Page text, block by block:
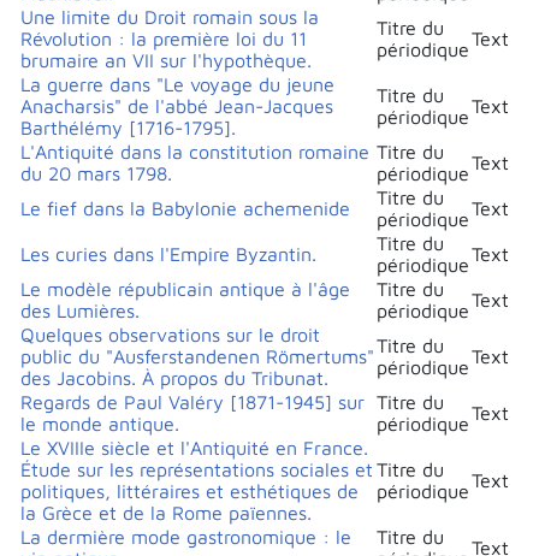
Une limite du Droit romain sous la
Révolution : la première loi du 11
brumaire an VII sur l'hypothèque.
Titre du
périodiqueText
La guerre dans "Le voyage du jeune
Anacharsis" de l'abbé Jean-Jacques
Barthélémy [1716-1795].
Titre du
périodiqueText
L'Antiquité dans la constitution romaine
du 20 mars 1798.
Titre du
périodiqueText
Le fief dans la Babylonie achemenide
Titre du
périodiqueText
Les curies dans l'Empire Byzantin.
Titre du
périodiqueText
Le modèle républicain antique à l'âge
des Lumières.
Titre du
périodiqueText
Quelques observations sur le droit
public du "Ausferstandenen Römertums"
des Jacobins. À propos du Tribunat.
Titre du
périodiqueText
Regards de Paul Valéry [1871-1945] sur
le monde antique.
Titre du
périodiqueText
Le XVIIIe siècle et l'Antiquité en France.
Étude sur les représentations sociales et
politiques, littéraires et esthétiques de
la Grèce et de la Rome païennes.
Titre du
périodiqueText
La dermière mode gastronomique : le
Titre du
Text